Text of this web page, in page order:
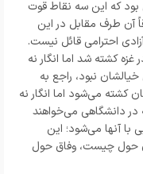
که این سه نقاط قوت
آن طرف مقابل در این
احترامی قائل نیست.
کشته شد اما انگار نه
نبود، راجع به
کودک و انسان کشته می‌شود اما انگار نه
در دانشگاهی می‌خواهند
با آنها می‌شود؛ این
حول چیست، وفاق حول